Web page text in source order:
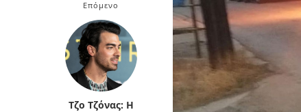
Κρήτη
Κυκλάδες
Πελοπόννησος
Πελοπόννησος
Επόμενο
Τζο Τζόνας: Η